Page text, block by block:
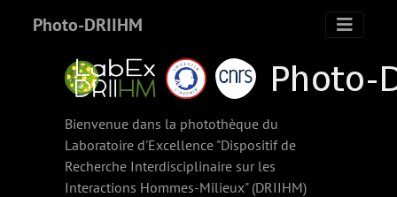
Photo-DRIIHM
Bienvenue dans la photothèque du
Laboratoire d'Excellence "Dispositif de
Recherche Interdisciplinaire sur les
Interactions Hommes-Milieux" (DRIIHM)